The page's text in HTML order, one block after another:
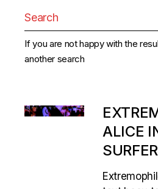
for:
If you are not happy with the
another search
ALICE